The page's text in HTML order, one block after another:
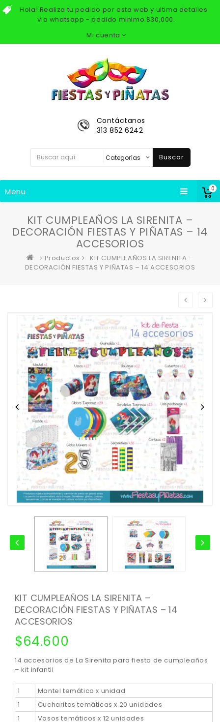
Hola! Realiza tu pedido por esta web y ultima detalles
via whatsapp - pedido minimo $30,000.
Mi cuenta
0
Contáctanos
313 852 6242
Buscar
Menu
KIT CUMPLEAÑOS LA SIRENITA –
DECORACIÓN FIESTAS Y PIÑATAS – 14
ACCESORIOS
Productos
KIT CUMPLEAÑOS LA SIRENITA –
DECORACIÓN FIESTAS Y PIÑATAS – 14 ACCESORIOS
KIT CUMPLEAÑOS LA SIRENITA –
DECORACIÓN FIESTAS Y PIÑATAS – 14
ACCESORIOS
$64.600
14 accesorios de La Sirenita para fiesta de cumpleaños
– kit infantil
1
Mantel temático x unidad
1
Cucharitas temáticas x 20 unidades
1
Vasos temáticos x 12 unidades